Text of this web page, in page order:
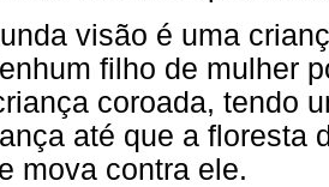
visão é uma
filho de mulher
coroada, tendo
até que a floresta
mova contra ele.